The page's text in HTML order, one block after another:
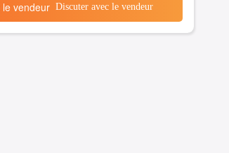
Discuter avec le vendeur